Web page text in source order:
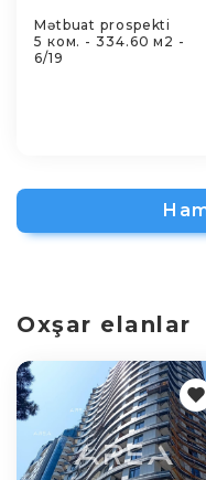
Mətbuat prospekti
5 ком. - 334.60 м2 -
6/19
Oxşar elanlar